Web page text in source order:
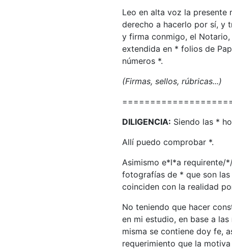
Leo en alta voz la
derecho a hacerlo por sí, y
y firma conmigo, el
extendida en * folios de
números *.
(Firmas, sellos, rúbricas...)
DILIGENCIA: Siendo las *
Allí puedo comprobar *.
Asimismo e*l*a requirente/
fotografías de * que son
coinciden con la realidad
No teniendo que hacer
en mi estudio, en base a
misma se contiene doy fe,
requerimiento que la